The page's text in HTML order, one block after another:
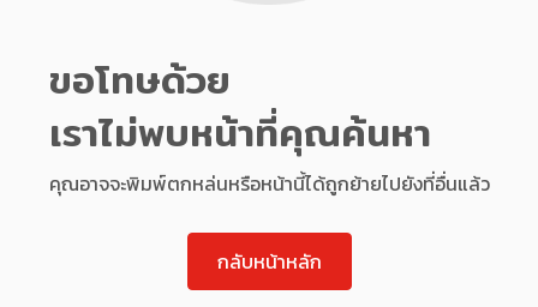
ขอโทษด้วย
เราไม่พบหน้าที่คุณค้นหา
คุณอาจจะพิมพ์ตกหล่นหรือหน้านี้ได้ถูกย้ายไปยังที่อื่นแล้ว
กลับหน้าหลัก